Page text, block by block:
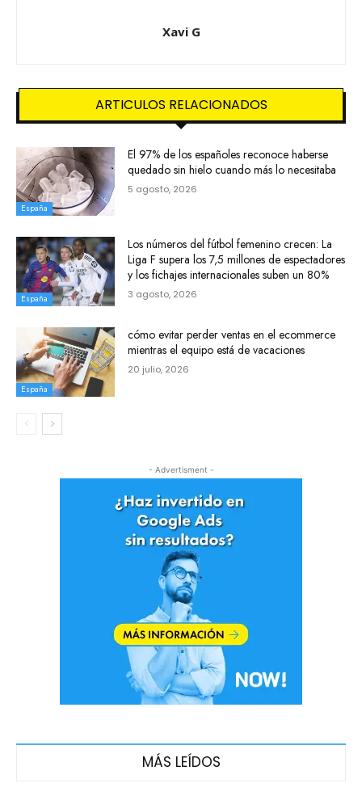
Xavi G
ARTICULOS RELACIONADOS
España
El 97% de los españoles reconoce haberse
quedado sin hielo cuando más lo necesitaba
5 agosto, 2026
España
Los números del fútbol femenino crecen: La
Liga F supera los 7,5 millones de espectadores
y los fichajes internacionales suben un 80%
3 agosto, 2026
España
cómo evitar perder ventas en el ecommerce
mientras el equipo está de vacaciones
20 julio, 2026
- Advertisment -
MÁS LEÍDOS